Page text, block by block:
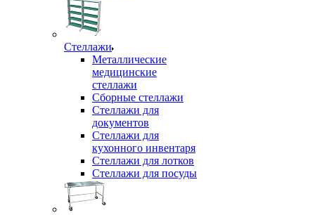
Стеллажи
Металлические
медицинские
стеллажи
Сборные стеллажи
Стеллажи для
документов
Стеллажи для
кухонного инвентаря
Стеллажи для лотков
Стеллажи для посуды